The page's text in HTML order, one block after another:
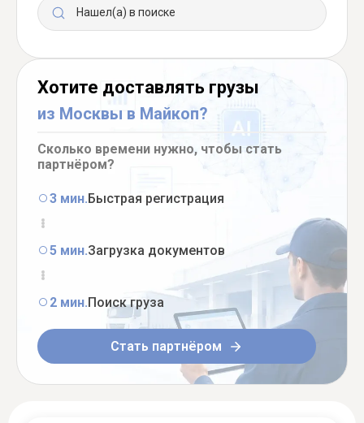
Нашел(а) в поиске
Хотите доставлять грузы
из Москвы в Майкоп?
Сколько времени нужно, чтобы стать
партнёром?
3 мин.Быстрая регистрация
5 мин.Загрузка документов
2 мин.Поиск груза
Стать партнёром